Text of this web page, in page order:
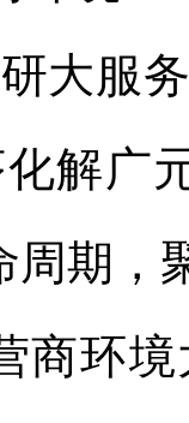
大服
解广
周期，
商环